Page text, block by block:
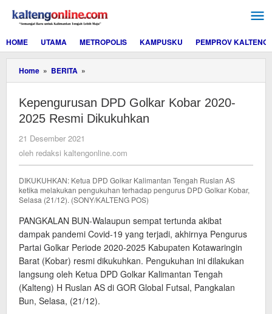
konten
HOME
UTAMA METROPOLIS KAMPUSKU PEMPROV KALTENG
Home » BERITA »
DPD
Kobar
2020-
2025
Kepengurusan DPD Golkar Kobar 2020-
2025 Resmi Dikukuhkan
21 Desember 2021
redaksi
kaltengonline.com
oleh redaksi kaltengonline.com
DIKUKUHKAN: Ketua DPD Golkar Kalimantan Tengah Ruslan AS
ketika melakukan pengukuhan terhadap pengurus DPD Golkar Kobar,
Selasa (21/12). (SONY/KALTENG POS)
PANGKALAN BUN-Walaupun sempat tertunda akibat
dampak pandemi Covid-19 yang terjadi, akhirnya Pengurus
Partai Golkar Periode 2020-2025 Kabupaten Kotawaringin
Barat (Kobar) resmi dikukuhkan. Pengukuhan ini dilakukan
langsung oleh Ketua DPD Golkar Kalimantan Tengah
(Kalteng) H Ruslan AS di GOR Global Futsal, Pangkalan
Bun, Selasa, (21/12).